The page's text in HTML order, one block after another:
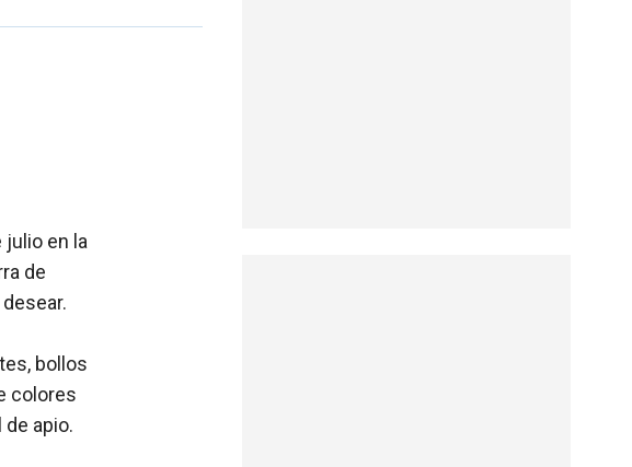
julio en la
de
bollos
colores
apio.